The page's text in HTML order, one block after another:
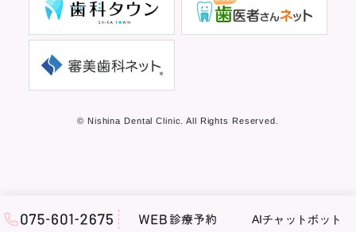
AIチャットボット
© Nishina Dental Clinic. All Rights Reserved.